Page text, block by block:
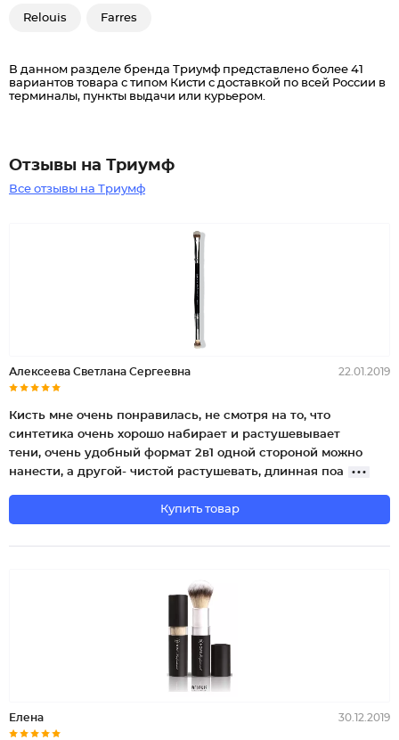
Relouis Farres
В данном разделе бренда Триумф представлено более 41
вариантов товара с типом Кисти c доставкой по всей России в
терминалы, пункты выдачи или курьером.
Отзывы на Триумф
Все отзывы на Триумф
Алексеева Светлана Сергеевна 22.01.2019
Кисть мне очень понравилась, не смотря на то, что
синтетика очень хорошо набирает и растушевывает
тени, очень удобный формат 2в1 одной стороной можно
нанести, а другой- чистой растушевать, длинная поа
Купить товар
Елена 30.12.2019